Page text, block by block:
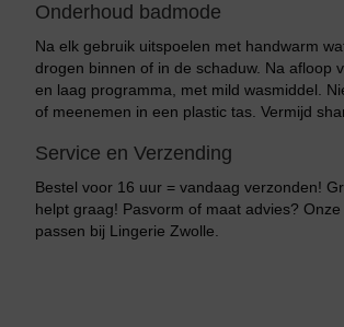
Onderhoud badmode
Na elk gebruik uitspoelen met handwarm
drogen binnen of in de schaduw. Na afloop
en laag programma, met mild wasmiddel.
of meenemen in een plastic tas. Vermijd
Service en Verzending
Bestel voor 16 uur = vandaag verzonden!
helpt graag! Pasvorm of maat advies?
passen bij Lingerie Zwolle.
Bikini top
terug